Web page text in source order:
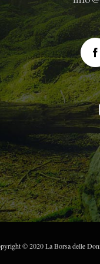
© 2020 La Borsa delle